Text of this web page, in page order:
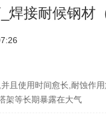
焊接耐候钢材
且使用时间愈长,耐蚀作
架等长期暴露在大气